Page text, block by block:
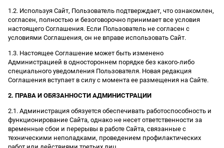
1.2. Используя Сайт, Пользователь подтверждает, что ознакомлен,
согласен, полностью и безоговорочно принимает все условия
настоящего Соглашения. Если Пользователь не согласен с
условиями Соглашения, он не вправе использовать Сайт.
1.3. Настоящее Соглашение может быть изменено
Администрацией в одностороннем порядке без какого-либо
специального уведомления Пользователя. Новая редакция
Соглашения вступает в силу с момента ее размещения на Сайте.
2. ПРАВА И ОБЯЗАННОСТИ АДМИНИСТРАЦИИ
2.1. Администрация обязуется обеспечивать работоспособность и
функционирование Сайта, однако не несет ответственности за
временные сбои и перерывы в работе Сайта, связанные с
техническими неполадками, проведением профилактических